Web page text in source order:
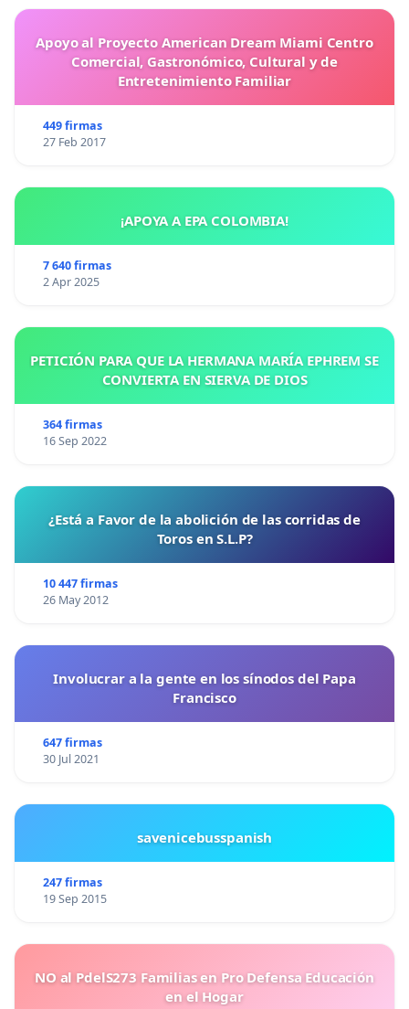
Apoyo al Proyecto American Dream Miami Centro
Comercial, Gastronómico, Cultural y de
Entretenimiento Familiar
449 firmas
27 Feb 2017
¡APOYA A EPA COLOMBIA!
7 640 firmas
2 Apr 2025
PETICIÓN PARA QUE LA HERMANA MARÍA EPHREM SE
CONVIERTA EN SIERVA DE DIOS
364 firmas
16 Sep 2022
¿Está a Favor de la abolición de las corridas de
Toros en S.L.P?
10 447 firmas
26 May 2012
Involucrar a la gente en los sínodos del Papa
Francisco
647 firmas
30 Jul 2021
savenicebusspanish
247 firmas
19 Sep 2015
NO al PdelS273 Familias en Pro Defensa Educación
en el Hogar